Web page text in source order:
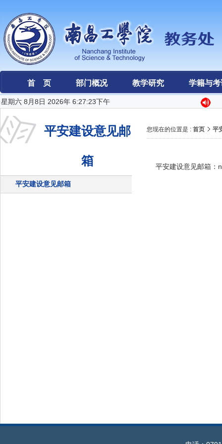
首 页 部门概况 教学研究 学籍与考
星期六 8月8日 2026年 6:27:23下午
平安建设意见邮
箱
平安建设意见邮箱
您现在的位置是 : 首页 平
平安建设意见邮箱：